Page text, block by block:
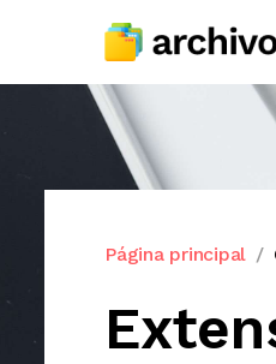
Página principal